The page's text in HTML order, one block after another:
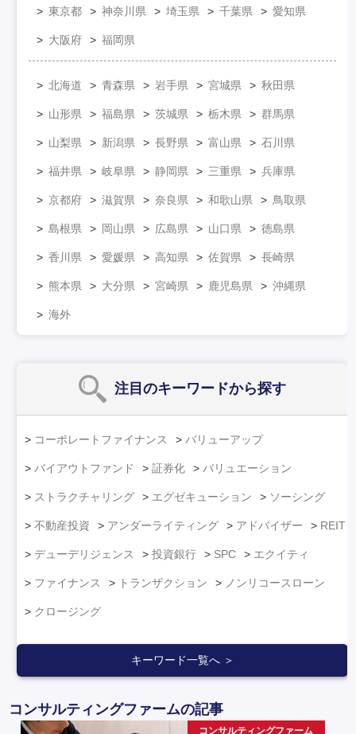
東京都 神奈川県 埼玉県 千葉県 愛知県
大阪府 福岡県
北海道 青森県 岩手県 宮城県 秋田県
山形県 福島県 茨城県 栃木県 群馬県
山梨県 新潟県 長野県 富山県 石川県
福井県 岐阜県 静岡県 三重県 兵庫県
京都府 滋賀県 奈良県 和歌山県 鳥取県
島根県 岡山県 広島県 山口県 徳島県
香川県 愛媛県 高知県 佐賀県 長崎県
熊本県 大分県 宮崎県 鹿児島県 沖縄県
海外
注目のキーワードから探す
コーポレートファイナンス バリューアップ
バイアウトファンド 証券化 バリュエーション
ストラクチャリング エグゼキューション ソーシング
不動産投資 アンダーライティング アドバイザー REIT
デューデリジェンス 投資銀行 SPC エクイティ
ファイナンス トランザクション ノンリコースローン
クロージング
キーワード一覧へ ＞
コンサルティングファームの記事
コンサルティングファーム